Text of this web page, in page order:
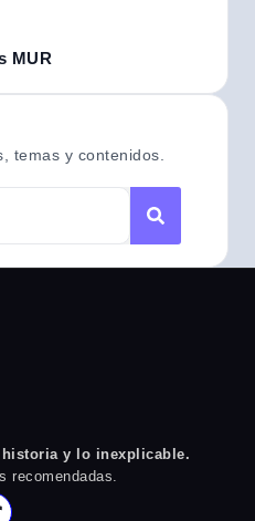
MUR
temas y contenidos.
y lo inexplicable.
recomendadas.